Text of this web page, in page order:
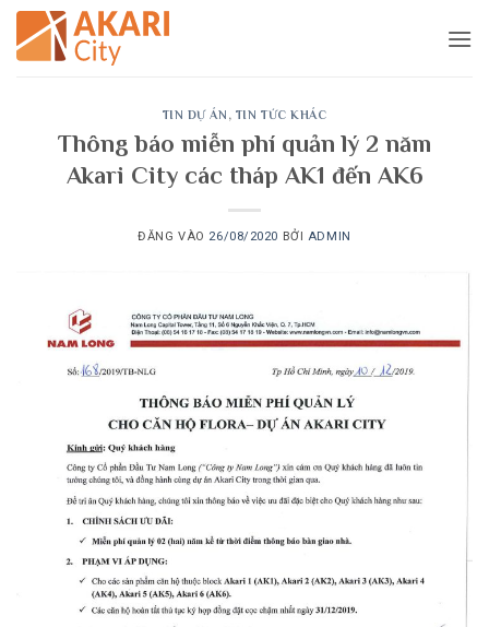
Bỏ
qua
nội
TIN DỰ ÁN , TIN TỨC KHÁC
Thông báo miễn phí quản lý 2 năm
Akari City các tháp AK1 đến AK6
ĐĂNG VÀO 26/08/2020 BỞI ADMIN